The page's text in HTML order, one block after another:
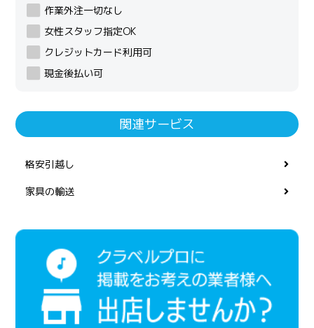
作業外注一切なし
女性スタッフ指定OK
クレジットカード利用可
現金後払い可
関連サービス
格安引越し
家具の輸送